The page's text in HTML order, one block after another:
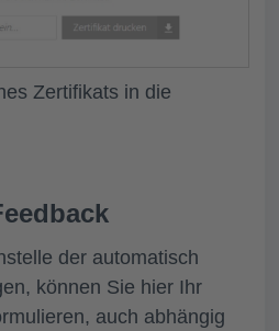
Zertifikats in die
der automatisch
können Sie hier Ihr
auch abhängig